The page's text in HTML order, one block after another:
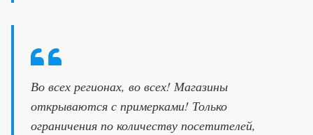
Во всех регионах, во всех! Магазины
открываются с примерками! Только
ограничения по количеству посетителей,